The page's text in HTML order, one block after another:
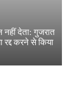
नहीं देता: गुजरात
रद्द करने से किया